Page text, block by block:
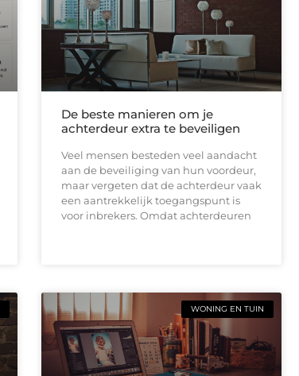
De beste manieren om je
achterdeur extra te beveiligen
Veel mensen besteden veel aandacht
aan de beveiliging van hun voordeur,
maar vergeten dat de achterdeur vaak
een aantrekkelijk toegangspunt is
voor inbrekers. Omdat achterdeuren
WONING EN TUIN